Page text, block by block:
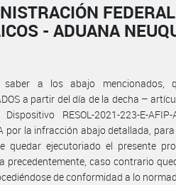
- ADUANA
a los abajo mencionados,
a partir del día de la decha –
RESOL-2021-223-E-
por la infracción abajo detallada,
quedar ejecutoriado el presente
precedentemente, caso contrario
de conformidad a lo